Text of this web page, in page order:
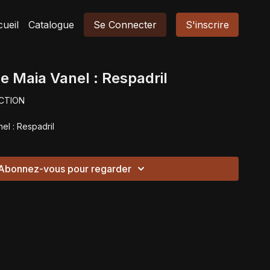
Catalogue Se Connecter S'inscrire
Maia Vanel : Respadril
: Respadril
vous pour regarder